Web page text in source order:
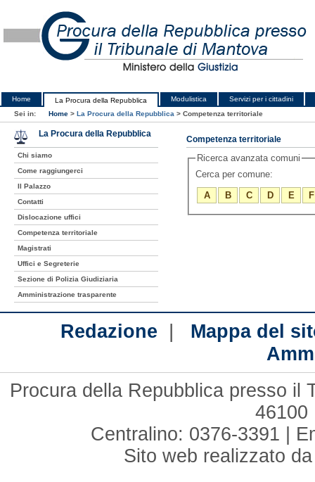
Home La Procura della Repubblica Modulistica
Servizi per i cittadini
Sei in:
Home > La Procura della Repubblica > Competenza territoriale
Competenza territoriale
Ricerca avanzata comuni
Cerca per comune:
A
B C D E F
La Procura della Repubblica
Chi siamo
Come raggiungerci
Il Palazzo
Contatti
Dislocazione uffici
Competenza territoriale
Magistrati
Uffici e Segreterie
Sezione di Polizia Giudiziaria
Amministrazione trasparente
Redazione | Mappa del
Procura della Repubblica presso il
46100
Centralino: 0376-3391 |
Sito web realizzato